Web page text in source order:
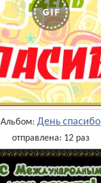
Альбом: День cпасибо
отправлена: 12 раз